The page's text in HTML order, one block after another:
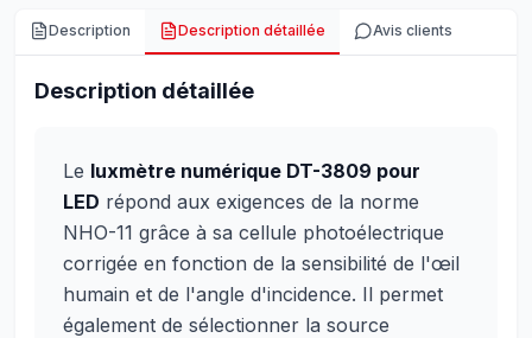
Description Description détaillée Avis clients
Description détaillée
Le luxmètre numérique DT-3809 pour
LED répond aux exigences de la norme
NHO-11 grâce à sa cellule photoélectrique
corrigée en fonction de la sensibilité de l'œil
humain et de l'angle d'incidence. Il permet
également de sélectionner la source